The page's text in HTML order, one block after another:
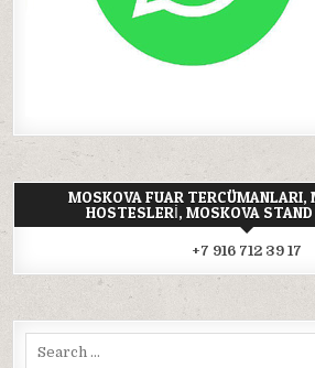
MOSKOVA FUAR TERCÜMANLARI,
HOSTESLERI, MOSKOVA
+7 916 712 39 17